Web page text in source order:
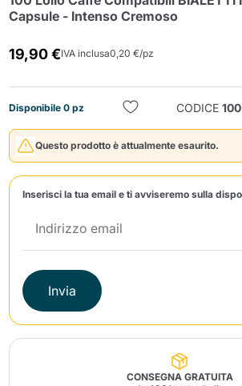
Capsule - Intenso Cremoso
19,90 €IVA inclusa0,20 €/pz
Disponibile 0 pz CODICE
Questo prodotto è attualmente esaurito.
Inserisci la tua email e ti avviseremo sulla
Invia
CONSEGNA GRATUITA
Invia